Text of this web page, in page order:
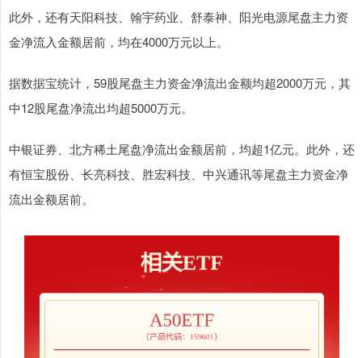
此外，还有天阳科技、翰宇药业、舒泰神、阳光电源尾盘主力资
金净流入金额居前，均在4000万元以上。
据数据宝统计，59股尾盘主力资金净流出金额均超2000万元，其
中12股尾盘净流出均超5000万元。
中银证券、北方稀土尾盘净流出金额居前，均超1亿元。此外，还
有恒宝股份、长亮科技、胜宏科技、中兴通讯等尾盘主力资金净
流出金额居前。